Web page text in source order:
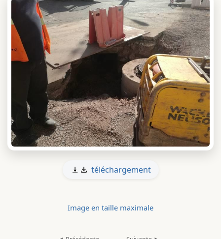
téléchargement
Image en taille maximale